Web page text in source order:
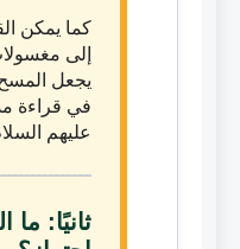
كما يمكن
إلى
يجعل
في قراءة
عليهم
ثانيًا: ما